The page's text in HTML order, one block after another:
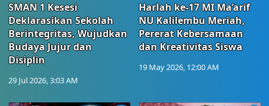
SMAN 1 Kesesi
Deklarasikan Sekolah
Berintegritas, Wujudkan
Budaya Jujur dan
Disiplin
29 Jul 2026, 3:03 AM
Harlah ke-17 MI Ma’arif
NU Kalilembu Meriah,
Pererat Kebersamaan
dan Kreativitas Siswa
19 May 2026, 12:00 AM